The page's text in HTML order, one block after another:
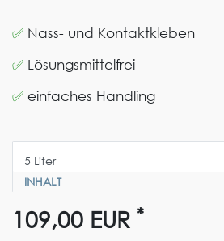
✅ Nass- und Kontaktkleben
✅ Lösungsmittelfrei
✅ einfaches Handling
INHALT
109,00 EUR *